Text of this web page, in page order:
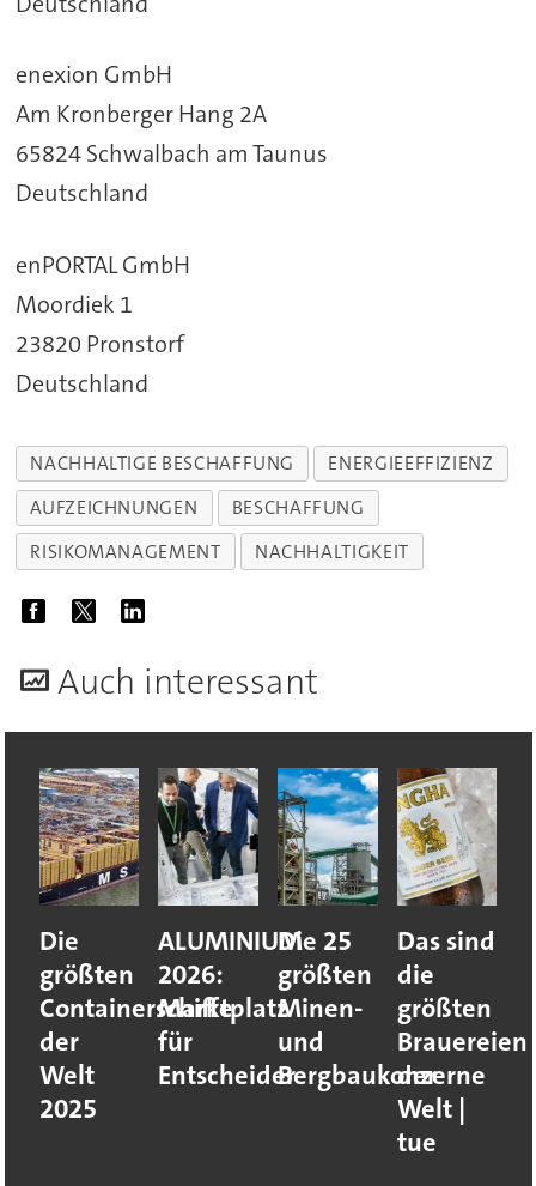
enexion GmbH
Am Kronberger Hang 2A
65824 Schwalbach am Taunus
Deutschland
enPORTAL GmbH
Moordiek 1
23820 Pronstorf
Deutschland
NACHHALTIGE BESCHAFFUNG
ENERGIEEFFIZIENZ
AUFZEICHNUNGEN
BESCHAFFUNG
RISIKOMANAGEMENT
NACHHALTIGKEIT
Auch interessant
Die
größten
Containerschiffe
der
Welt
2025
ALUMINIUM
2026:
Marktplatz
für
Entscheider
Die 25
größten
Minen-
und
Bergbaukonzerne
Das sind
die
größten
Brauereien
der
Welt |
tue